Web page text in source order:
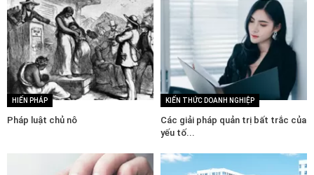
HIẾN PHÁP
Pháp luật chủ nô
KIẾN THỨC DOANH NGHIỆP
Các giải pháp quản trị bất trắc của
yếu tố...